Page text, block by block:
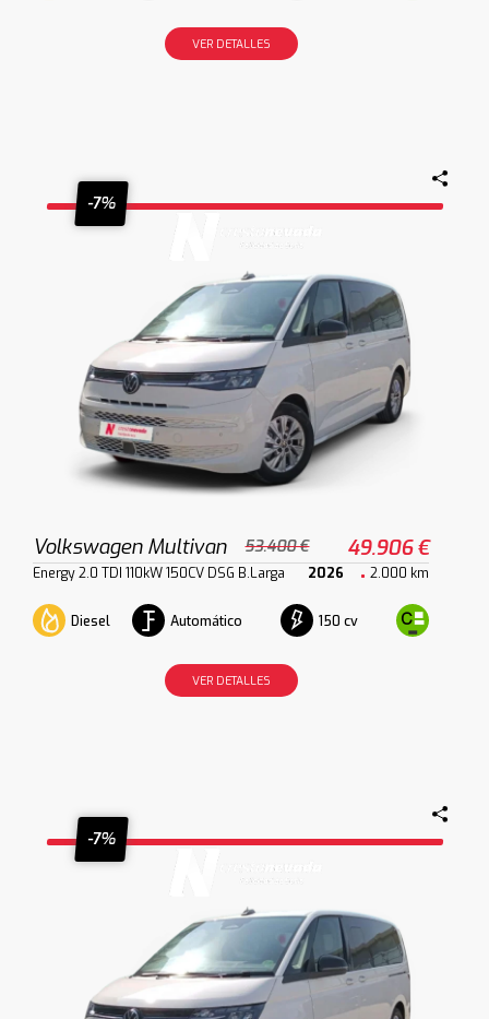
VER DETALLES
-7%
Volkswagen Multivan 53.400 € 49.906 €
Energy 2.0 TDI 110kW 150CV DSG B.Larga 2026 2.000 km
Diesel Automático 150 cv
VER DETALLES
-7%